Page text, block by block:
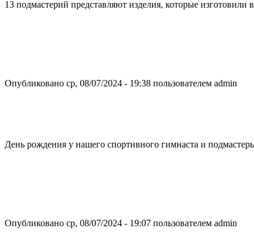
13 подмастерий представляют изделия, которые
Опубликовано ср, 08/07/2024 - 19:38 пользователем admin
День рождения у нашего спортивного гимнаста и
Опубликовано ср, 08/07/2024 - 19:07 пользователем admin